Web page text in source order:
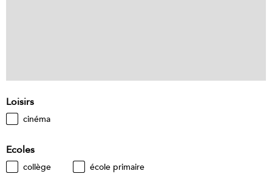
Loisirs
cinéma
Ecoles
collège école primaire